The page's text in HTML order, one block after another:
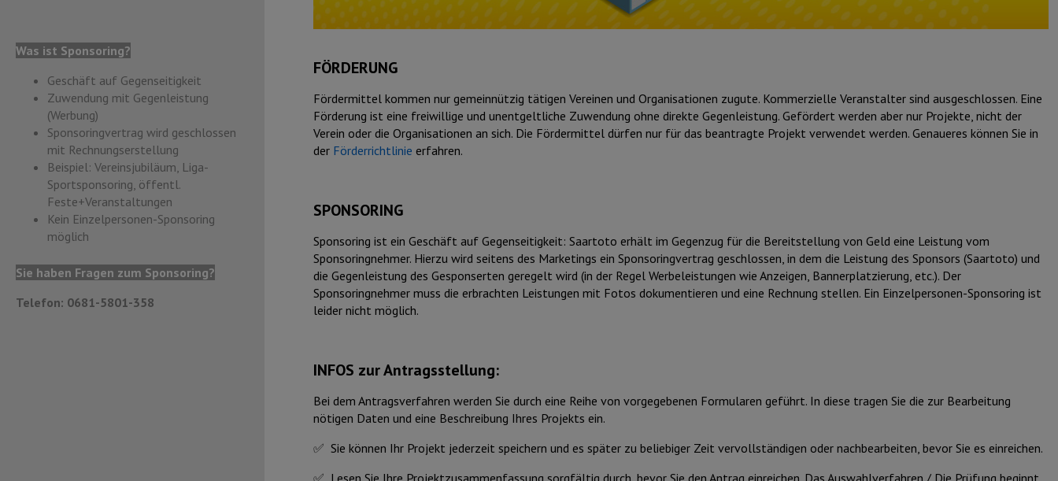
Was ist Sponsoring?
Geschäft auf Gegenseitigkeit
Zuwendung mit Gegenleistung
(Werbung)
Sponsoringvertrag wird geschlossen
mit Rechnungserstellung
Beispiel: Vereinsjubiläum, Liga-
Sportsponsoring, öffentl.
Feste+Veranstaltungen
Kein Einzelpersonen-Sponsoring
möglich
Sie haben Fragen zum Sponsoring?
Telefon: 0681-5801-358
FÖRDERUNG
Fördermittel kommen nur gemeinnützig tätigen Vereinen und Organisationen zugute. Kommerzielle Veranstalter sind ausgeschlossen. Eine
Förderung ist eine freiwillige und unentgeltliche Zuwendung ohne direkte Gegenleistung. Gefördert werden aber nur Projekte, nicht der
Verein oder die Organisationen an sich. Die Fördermittel dürfen nur für das beantragte Projekt verwendet werden. Genaueres können Sie in
der Förderrichtlinie erfahren.
SPONSORING
Sponsoring ist ein Geschäft auf Gegenseitigkeit: Saartoto erhält im Gegenzug für die Bereitstellung von Geld eine Leistung vom
Sponsoringnehmer. Hierzu wird seitens des Marketings ein Sponsoringvertrag geschlossen, in dem die Leistung des Sponsors (Saartoto) und
die Gegenleistung des Gesponserten geregelt wird (in der Regel Werbeleistungen wie Anzeigen, Bannerplatzierung, etc.). Der
Sponsoringnehmer muss die erbrachten Leistungen mit Fotos dokumentieren und eine Rechnung stellen. Ein Einzelpersonen-Sponsoring ist
leider nicht möglich.
INFOS zur Antragsstellung:
Bei dem Antragsverfahren werden Sie durch eine Reihe von vorgegebenen Formularen geführt. In diese tragen Sie die zur Bearbeitung
nötigen Daten und eine Beschreibung Ihres Projekts ein.
✅ Sie können Ihr Projekt jederzeit speichern und es später zu beliebiger Zeit vervollständigen oder nachbearbeiten, bevor Sie es einreichen.